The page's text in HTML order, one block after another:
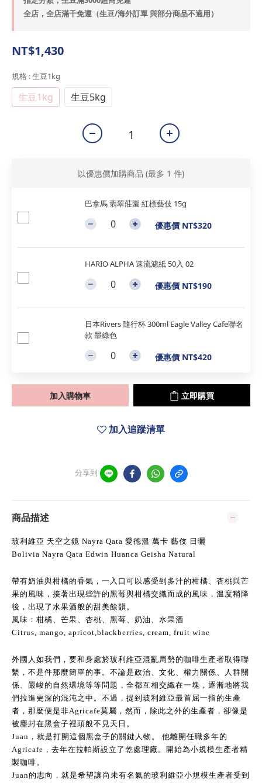
全店，全店滿千免運（生豆/海外訂單 與部分商品不適用）
NT$1,430
規格 : 生豆1kg
生豆1kg 生豆5kg
以優惠價加購商品 (最多 1 件)
巴拿馬 翡翠莊園 紅標藝伎 15g
優惠價 NT$320
HARIO ALPHA 速流濾紙 50入 02
優惠價 NT$190
日本Rivers 隨行杯 300ml Eagle Valley Cafe聯名
款 墨綠色
優惠價 NT$420
加入購物車 立即購買
加入追蹤清單
分享到
商品描述
玻利維亞 天空之鏡 Nayra Qata 愛德溫 萬卡 藝伎 日曬
Bolivia Nayra Qata Edwin Huanca Geisha Natural
帶有奶油與柑橘的香氣，一入口可以感受到多汁的柑橘、杏桃與芒
果的風味，接著出現些許的黑莓與柑橘交織而成的風味，溫度稍降
後，出現了水果酒般的甜美餘韻。
風味：柑橘、芒果、杏桃、黑莓、奶油、水果酒
Citrus, mango, apricot,blackberries, cream, fruit wine
外國人如我們，要和身處於玻利維亞混亂局勢的咖啡生產者取得聯
繫，不是件那麼簡單的事。不論是政治、文化、權力關係、人群關
係、嚴峻的自然環境等等問題，全都互相交織在一塊，逐漸地將我
們拉進更深的混沌之中。不過，提到玻利維亞最首屈一指的生產
者，那麼便是非Agricafe莫屬，然而，除此之外的生產者，卻像是
被塵封在黑盒子裡頭般不見天日。
Juan，就是打開這個黑盒子的關鍵人物。 他離開任職多年的
Agricafe，去年在拉帕斯設立了乾處理廠。開始為小規模生產者精
製咖啡。
Juan的志向，就是希望讓尚未有名氣的玻利維亞小規模生產者受到